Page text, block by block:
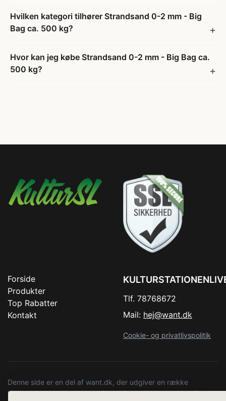
Hvilken kategori tilhører Strandsand 0-2 mm - Big
Bag ca. 500 kg?
Hvor kan jeg købe Strandsand 0-2 mm - Big Bag ca.
500 kg?
Forside
Produkter
Top Rabatter
Kontakt
Tlf. 78768672
Mail: hej@want.dk
Cookie- og privatlivspolitik
Denne side er en del af want.dk, der udgiver en række
hjemmesider med præsentation af forskellige produkter fra